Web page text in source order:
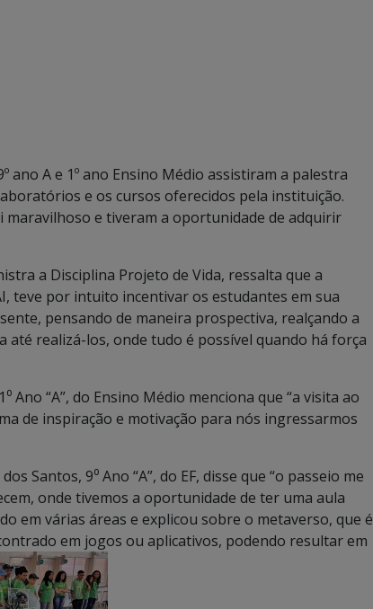
ano A e 1º ano Ensino Médio assistiram a palestra
e os cursos oferecidos pela instituição.
e tiveram a oportunidade de adquirir
a Disciplina Projeto de Vida, ressalta que a
teve por intuito incentivar os estudantes em sua
pensando de maneira prospectiva, realçando a
realizá-los, onde tudo é possível quando há força
Ano “A”, do Ensino Médio menciona que “a visita ao
de inspiração e motivação para nós ingressarmos
Santos, 9⁰ Ano “A”, do EF, disse que “o passeio me
onde tivemos a oportunidade de ter uma aula
em várias áreas e explicou sobre o metaverso, que é
em jogos ou aplicativos, podendo resultar em